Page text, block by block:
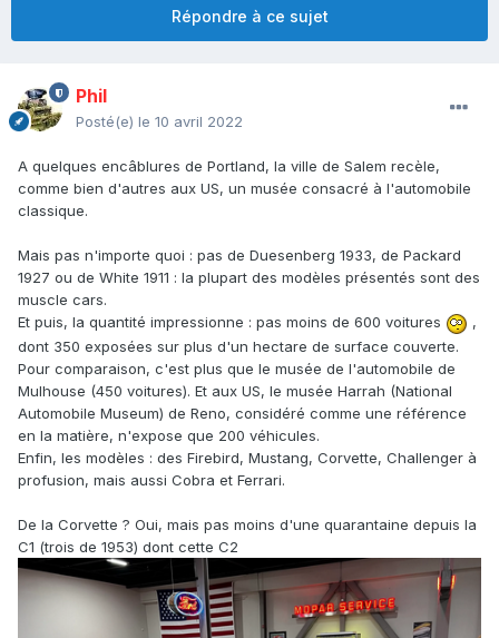
Répondre à ce sujet
Phil
Posté(e) le 10 avril 2022
A quelques encâblures de Portland, la ville de Salem recèle,
comme bien d'autres aux US, un musée consacré à l'automobile
classique.
Mais pas n'importe quoi : pas de Duesenberg 1933, de Packard
1927 ou de White 1911 : la plupart des modèles présentés sont des
muscle cars.
Et puis, la quantité impressionne : pas moins de 600 voitures
,
dont 350 exposées sur plus d'un hectare de surface couverte.
Pour comparaison, c'est plus que le musée de l'automobile de
Mulhouse (450 voitures). Et aux US, le musée Harrah (National
Automobile Museum) de Reno, considéré comme une référence
en la matière, n'expose que 200 véhicules.
Enfin, les modèles : des Firebird, Mustang, Corvette, Challenger à
profusion, mais aussi Cobra et Ferrari.
De la Corvette ? Oui, mais pas moins d'une quarantaine depuis la
C1 (trois de 1953) dont cette C2